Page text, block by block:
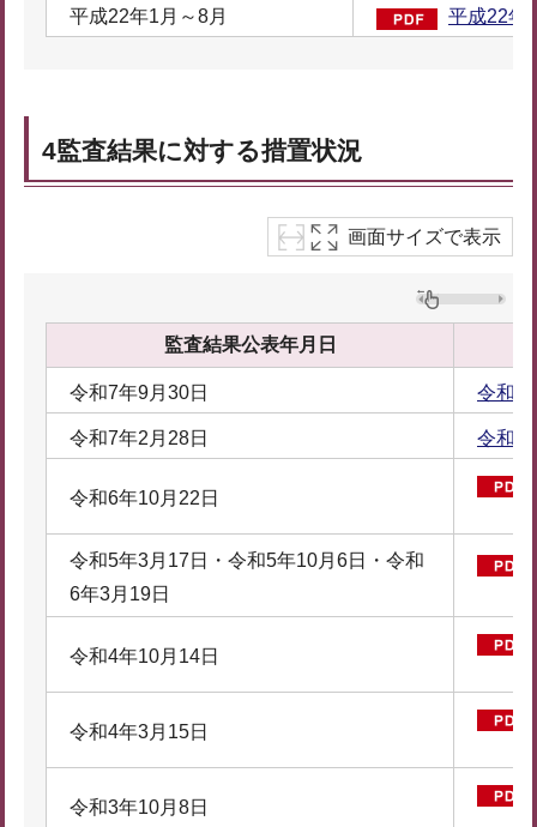
平成22年1月～8月 平成22年
4監査結果に対する措置状況
画面サイズで表示
監査結果公表年月日
令和7年9月30日 令和8
令和7年2月28日 令和8
令和6年10月22日
令和5年3月17日・令和5年10月6日・令和
6年3月19日
令和4年10月14日
令和4年3月15日
令和3年10月8日